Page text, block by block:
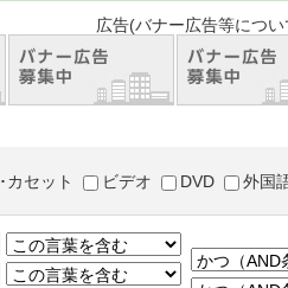
等については、千葉市
カセット ビデオ DVD 外国